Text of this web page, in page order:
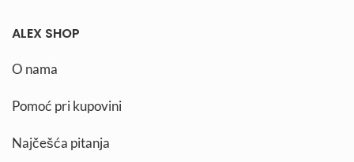
ALEX SHOP
O nama
Pomoć pri kupovini
Najčešća pitanja